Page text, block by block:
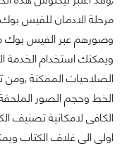
مرحلة الادمان للفيس بوك
وصورهم عبر الفيس بوك
ويمكنك استخدام الخدمة
الصلاحيات الممكنة ,ومن
الخط وحجم الصور الملحقة
الكافى لامكانية تصنيف
اولى الى غلاف الكتاب